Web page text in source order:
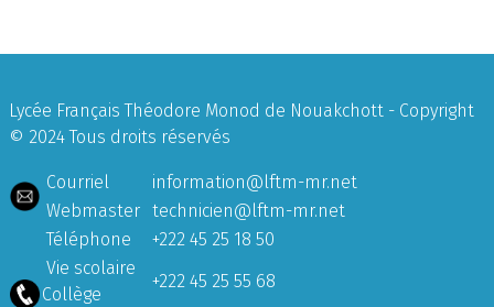
Lycée Français Théodore Monod de Nouakchott - Copyright
© 2024 Tous droits réservés
Courriel
information@lftm-mr.net
Webmaster technicien@lftm-mr.net
Téléphone
+222 45 25 18 50
Vie scolaire
Collège
+222 45 25 55 68